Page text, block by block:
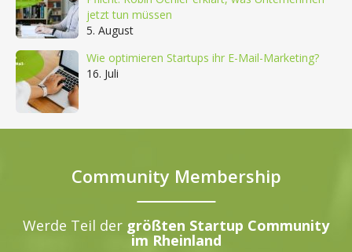
jetzt tun müssen
5. August
Wie optimieren Startups ihr E-Mail-Marketing?
16. Juli
Community Membership
Werde Teil der größten Startup Community
im Rheinland